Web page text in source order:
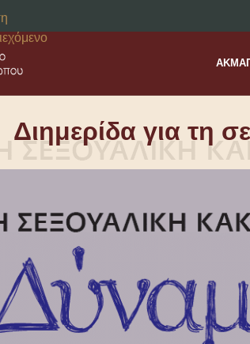
AKMA
Διημερίδα για τη